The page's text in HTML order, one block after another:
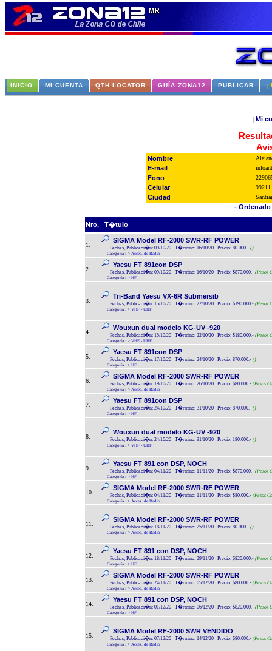
INICIO MI CUENTA QTH LOCATOR GUÍA ZONA12 PUBLICAR ¡
| Mi
Nombre
E-mail
Fono
Celular
Ciudad
-
Nro. T�tulo
1.
SIGMA Model RF-2000 SWR-RF POWER
Fechas, Publicaci�n: 09/10/20 T�rmino: 16/10/20 Precio: 80.000.- ()
Categoría : > Acces. de Radio
2.
Yaesu FT 891con DSP
Fechas, Publicaci�n: 09/10/20 T�rmino: 16/10/20 Precio: $870.000.- (Pesos
Categoría : > HF
3.
Tri-Band Yaesu VX-6R Submersib
Fechas, Publicaci�n: 15/10/20 T�rmino: 22/10/20 Precio: $190.000.- (Pesos
Categoría : > VHF - UHF
4.
Wouxun dual modelo KG-UV -920
Fechas, Publicaci�n: 15/10/20 T�rmino: 22/10/20 Precio: $180.000.- (Pesos
Categoría : > VHF - UHF
5.
Yaesu FT 891con DSP
Fechas, Publicaci�n: 17/10/20 T�rmino: 24/10/20 Precio: 870.000.- ()
Categoría : > HF
6.
SIGMA Model RF-2000 SWR-RF POWER
Fechas, Publicaci�n: 19/10/20 T�rmino: 26/10/20 Precio: $80.000.- (Pesos
Categoría : > Acces. de Radio
7.
Yaesu FT 891con DSP
Fechas, Publicaci�n: 24/10/20 T�rmino: 31/10/20 Precio: 870.000.- ()
Categoría : > HF
8.
Wouxun dual modelo KG-UV -920
Fechas, Publicaci�n: 24/10/20 T�rmino: 31/10/20 Precio: 180.000.- ()
Categoría : > VHF - UHF
9.
Yaesu FT 891 con DSP, NOCH
Fechas, Publicaci�n: 04/11/20 T�rmino: 11/11/20 Precio: $870.000.- (Pesos
Categoría : > HF
10.
SIGMA Model RF-2000 SWR-RF POWER
Fechas, Publicaci�n: 04/11/20 T�rmino: 11/11/20 Precio: $80.000.- (Pesos
Categoría : > Acces. de Radio
11.
SIGMA Model RF-2000 SWR-RF POWER
Fechas, Publicaci�n: 18/11/20 T�rmino: 25/11/20 Precio: 80.000.- ()
Categoría : > Acces. de Radio
12.
Yaesu FT 891 con DSP, NOCH
Fechas, Publicaci�n: 18/11/20 T�rmino: 29/11/20 Precio: $820.000.- (Pesos
Categoría : > HF
13.
SIGMA Model RF-2000 SWR-RF POWER
Fechas, Publicaci�n: 24/11/20 T�rmino: 05/12/20 Precio: $80.000.- (Pesos
Categoría : > Acces. de Radio
14.
Yaesu FT 891 con DSP, NOCH
Fechas, Publicaci�n: 01/12/20 T�rmino: 06/12/20 Precio: $820.000.- (Pesos
Categoría : > HF
15.
SIGMA Model RF-2000 SWR VENDIDO
Fechas, Publicaci�n: 07/12/20 T�rmino: 14/12/20 Precio: $80.000.- (Pesos
Categoría : > Acces. de Radio